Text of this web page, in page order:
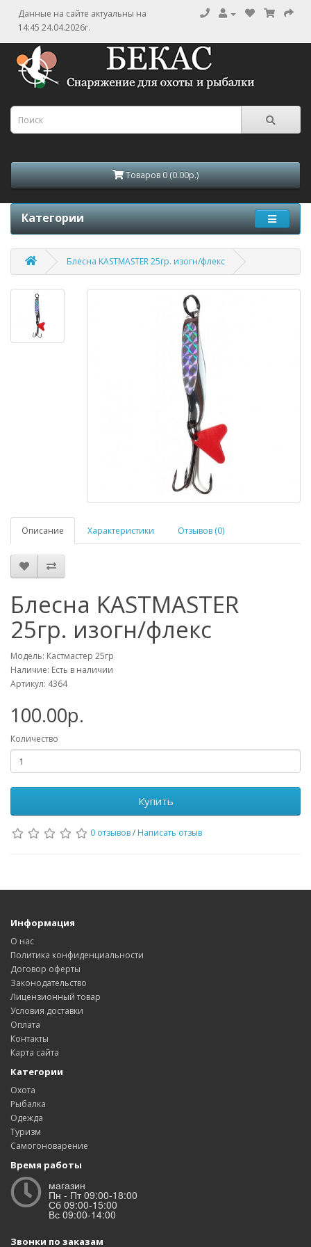
Данные на сайте актуальны на
14:45 24.04.2026г.
Товаров 0 (0.00р.)
Категории
Блесна KASTMASTER 25гр. изогн/флекс
Описание Характеристики Отзывов (0)
Блесна KASTMASTER
25гр. изогн/флекс
Модель: Кастмастер 25гр
Наличие: Есть в наличии
Артикул: 4364
100.00р.
Количество
Купить
0 отзывов/ Написать отзыв
Информация
О нас
Политика конфиденциальности
Договор оферты
Законодательство
Лицензионный товар
Условия доставки
Оплата
Контакты
Карта сайта
Категории
Охота
Рыбалка
Одежда
Туризм
Самогоноварение
Время работы
магазин
Пн - Пт 09:00-18:00
Сб 09:00-15:00
Вс 09:00-14:00
Звонки по заказам